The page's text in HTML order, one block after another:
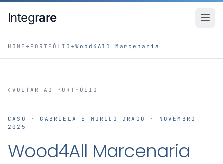
Integrare
HOME → PORTFÓLIO →Wood4All Marcenaria
←VOLTAR AO PORTFÓLIO
CASO · GABRIELA E MURILO DRAGO · NOVEMBRO
2025
Wood4All Marcenaria